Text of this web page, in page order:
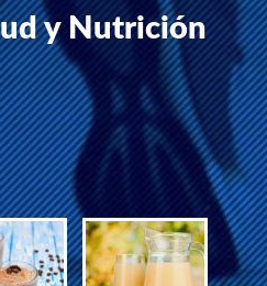
y Nutrición